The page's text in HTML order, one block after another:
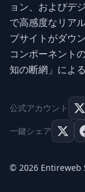
ョン、およびデ
で高感度なリア
ブサイトがダウ
コンポーネント
知の断網」によ
公式アカウント
一鍵シェア
© 2026 Entireweb